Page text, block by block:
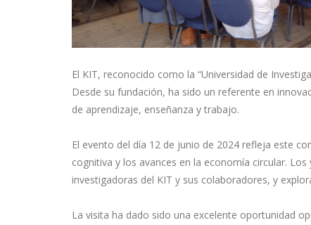
El KIT, reconocido como la “Universidad de
Desde su fundación, ha sido un referente en
de aprendizaje, enseñanza y trabajo.
El evento del día 12 de junio de 2024 refleja este
cognitiva y los avances en la economía circular.
investigadoras del KIT y sus colaboradores, y
La visita ha dado sido una excelente oportunidad